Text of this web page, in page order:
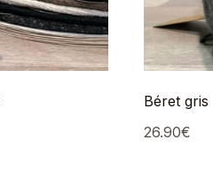
Béret gris
26.90€